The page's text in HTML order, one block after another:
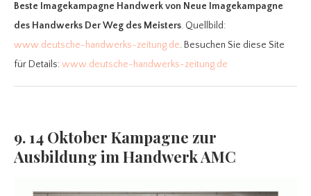
Beste Imagekampagne Handwerkvon Neue Imagekampagne
des Handwerks Der Weg des Meisters. Quellbild:
www.deutsche-handwerks-zeitung.de. Besuchen Sie diese Site
für Details:www.deutsche-handwerks-zeitung.de
9. 14 Oktober Kampagne zur
Ausbildung im Handwerk AMC